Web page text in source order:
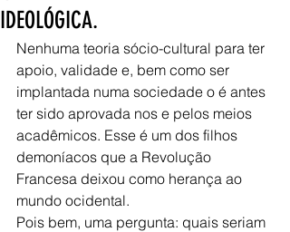
IDEOLÓGICA.
Nenhuma teoria sócio-cultural para ter
apoio, validade e, bem como ser
implantada numa sociedade o é antes
ter sido aprovada nos e pelos meios
acadêmicos. Esse é um dos filhos
demoníacos que a Revolução
Francesa deixou como herança ao
mundo ocidental.
Pois bem, uma pergunta: quais seriam